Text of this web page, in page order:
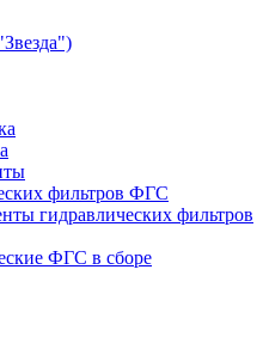
фильтров ФГС
гидравлических фильтров
ФГС в сборе